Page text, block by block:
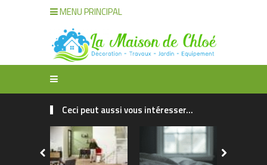
MENU PRINCIPAL
Ceci peut aussi vous intéresser...